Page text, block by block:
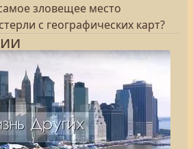
зловещее место
с географических карт?